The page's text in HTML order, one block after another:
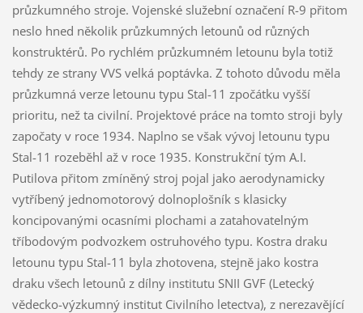
průzkumného stroje. Vojenské služební označení R-9 přitom
neslo hned několik průzkumných letounů od různých
konstruktérů. Po rychlém průzkumném letounu byla totiž
tehdy ze strany VVS velká poptávka. Z tohoto důvodu měla
průzkumná verze letounu typu Stal-11 zpočátku vyšší
prioritu, než ta civilní. Projektové práce na tomto stroji byly
započaty v roce 1934. Naplno se však vývoj letounu typu
Stal-11 rozeběhl až v roce 1935. Konstrukční tým A.I.
Putilova přitom zmíněný stroj pojal jako aerodynamicky
vytříbený jednomotorový dolnoplošník s klasicky
koncipovanými ocasními plochami a zatahovatelným
tříbodovým podvozkem ostruhového typu. Kostra draku
letounu typu Stal-11 byla zhotovena, stejně jako kostra
draku všech letounů z dílny institutu SNII GVF (Letecký
vědecko-výzkumný institut Civilního letectva), z nerezavějící